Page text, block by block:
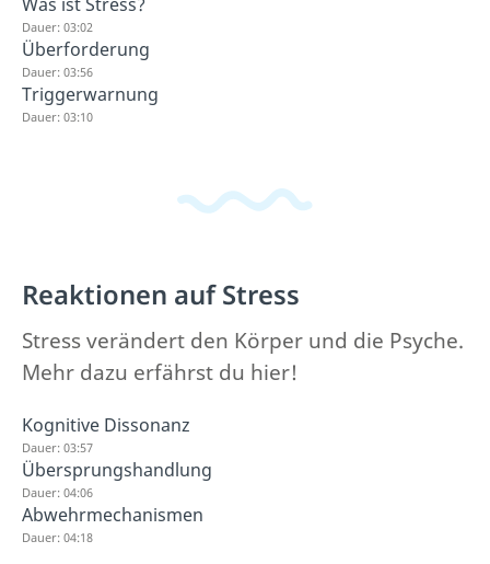
Dauer: 03:02
Überforderung
Dauer: 03:56
Triggerwarnung
Dauer: 03:10
Reaktionen auf Stress
Stress verändert den Körper und die Psyche.
Mehr dazu erfährst du hier!
Kognitive Dissonanz
Dauer: 03:57
Übersprungshandlung
Dauer: 04:06
Abwehrmechanismen
Dauer: 04:18